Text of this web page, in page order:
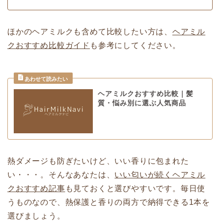
ほかのヘアミルクも含めて比較したい方は、 ヘアミル
クおすすめ比較ガイド も参考にしてください。
ヘアミルクおすすめ比較｜髪
質・悩み別に選ぶ人気商品
熱ダメージも防ぎたいけど、いい香りに包まれた
い・・・。そんなあなたは、 いい匂いが続くヘアミル
クおすすめ記事 も見ておくと選びやすいです。毎日使
うものなので、熱保護と香りの両方で納得できる1本を
選びましょう。